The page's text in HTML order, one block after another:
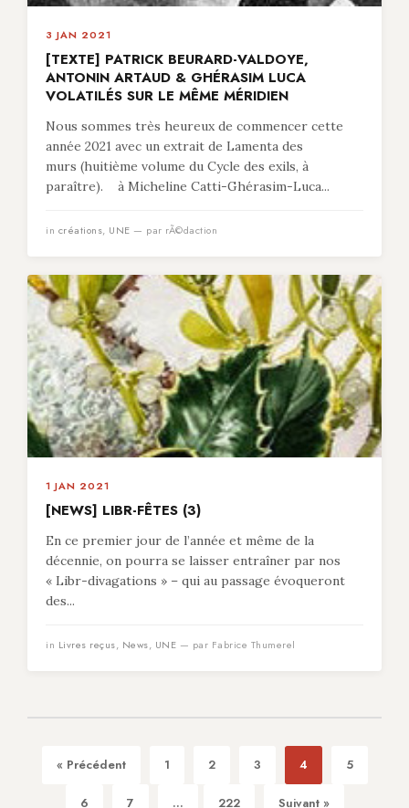
3 JAN 2021
[TEXTE] PATRICK BEURARD-VALDOYE,
ANTONIN ARTAUD & GHÉRASIM LUCA
VOLATILÉS SUR LE MÊME MÉRIDIEN
Nous sommes très heureux de commencer cette
année 2021 avec un extrait de Lamenta des
murs (huitième volume du Cycle des exils, à
paraître). à Micheline Catti-Ghérasim-Luca...
in créations, UNE — par rÃ©daction
1 JAN 2021
[NEWS] LIBR-FÊTES (3)
En ce premier jour de l’année et même de la
décennie, on pourra se laisser entraîner par nos
« Libr-divagations » – qui au passage évoqueront
des...
in Livres reçus, News, UNE — par Fabrice Thumerel
« Précédent 1 2 3 4 5
6 7 ... 222 Suivant »